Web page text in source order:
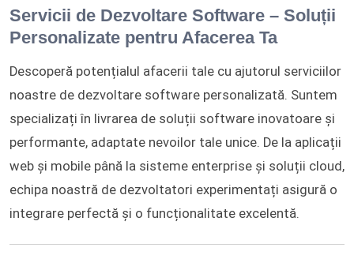
Servicii de Dezvoltare Software – Soluții
Personalizate pentru Afacerea Ta
Descoperă potențialul afacerii tale cu ajutorul serviciilor
noastre de dezvoltare software personalizată. Suntem
specializați în livrarea de soluții software inovatoare și
performante, adaptate nevoilor tale unice. De la aplicații
web și mobile până la sisteme enterprise și soluții cloud,
echipa noastră de dezvoltatori experimentați asigură o
integrare perfectă și o funcționalitate excelentă.